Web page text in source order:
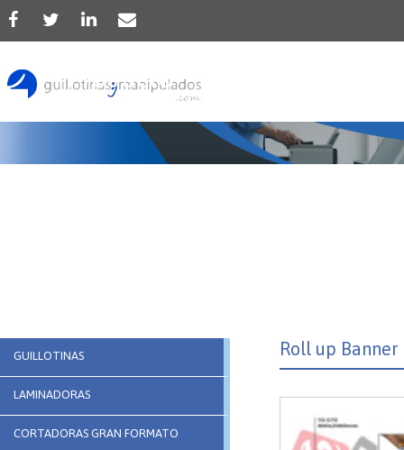
Producto
GUILLOTINAS
LAMINADORAS
CORTADORAS GRAN FORMATO
Roll up